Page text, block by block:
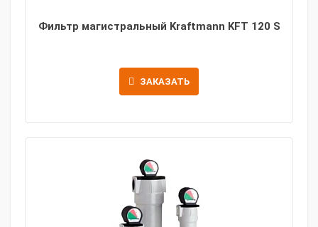
Фильтр магистральный Kraftmann KFT 120 S
ЗАКАЗАТЬ